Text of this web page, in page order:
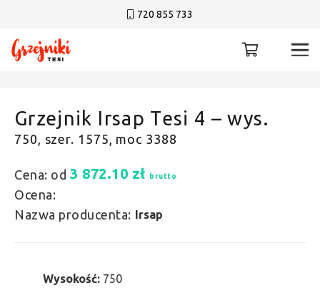
720 855 733
Grzejnik Irsap Tesi 4 – wys.
750, szer. 1575, moc 3388
Cena: od 3 872.10 zł brutto
Ocena:
Nazwa producenta: Irsap
Wysokość: 750